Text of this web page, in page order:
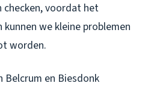
voordat het
we kleine problemen
worden.
Belcrum en Biesdonk